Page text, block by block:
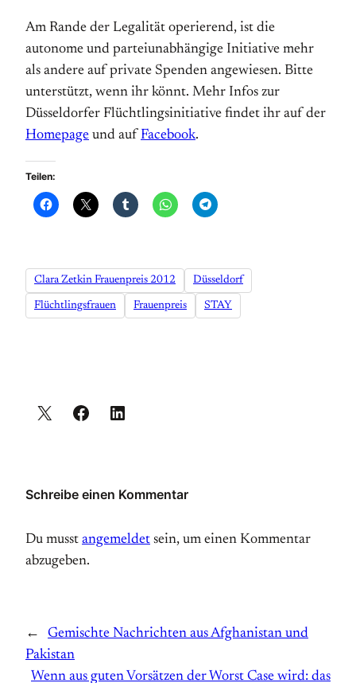
Am Rande der Legalität operierend, ist die
autonome und parteiunabhängige Initiative mehr
als andere auf private Spenden angewiesen. Bitte
unterstützt, wenn ihr könnt. Mehr Infos zur
Düsseldorfer Flüchtlingsinitiative findet ihr auf der
Homepage und auf Facebook.
Teilen:
Clara Zetkin Frauenpreis 2012 Düsseldorf
Flüchtlingsfrauen Frauenpreis STAY
Schreibe einen Kommentar
Du musst angemeldet sein, um einen Kommentar
abzugeben.
←
Gemischte Nachrichten aus Afghanistan und
Pakistan
Wenn aus guten Vorsätzen der Worst Case wird: das